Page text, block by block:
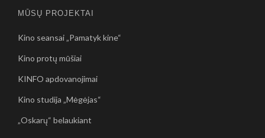
MŪSŲ PROJEKTAI
Kino seansai „Pamatyk kine“
Kino protų mūšiai
KINFO apdovanojimai
Kino studija „Mėgėjas“
„Oskarų“ belaukiant